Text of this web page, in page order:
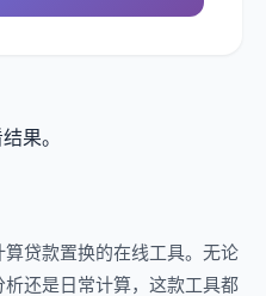
果。
贷款置换的在线工具。无论
还是日常计算，这款工具都